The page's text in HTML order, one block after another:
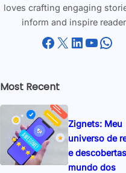
loves crafting engaging
inform and inspire
Facebook X LinkedIn YouTube WhatsApp
Most Recent
Zignets: Meu
universo de
e
mundo dos